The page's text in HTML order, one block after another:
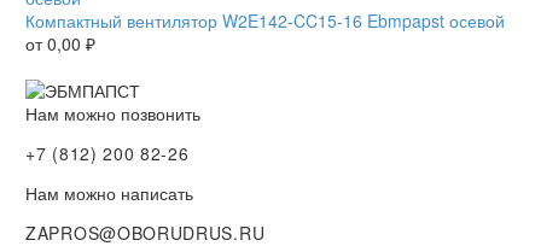
Компактный вентилятор W2E142-CC15-16 Ebmpapst осевой
от0,00 ₽
Нам можно позвонить
+7 (812) 200 82-26
Нам можно написать
ZAPROS@OBORUDRUS.RU